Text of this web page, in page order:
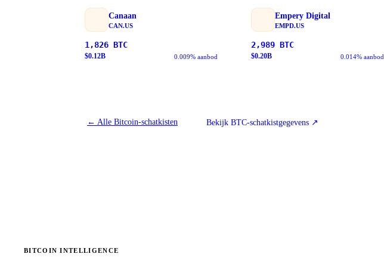
Canaan
CAN.US
1,826 BTC
$0.12B 0.009% aanbod
Empery Digital
EMPD.US
2,989 BTC
$0.20B 0.014% aanbod
← Alle Bitcoin-schatkisten Bekijk BTC-schatkistgegevens ↗
BITCOIN INTELLIGENCE